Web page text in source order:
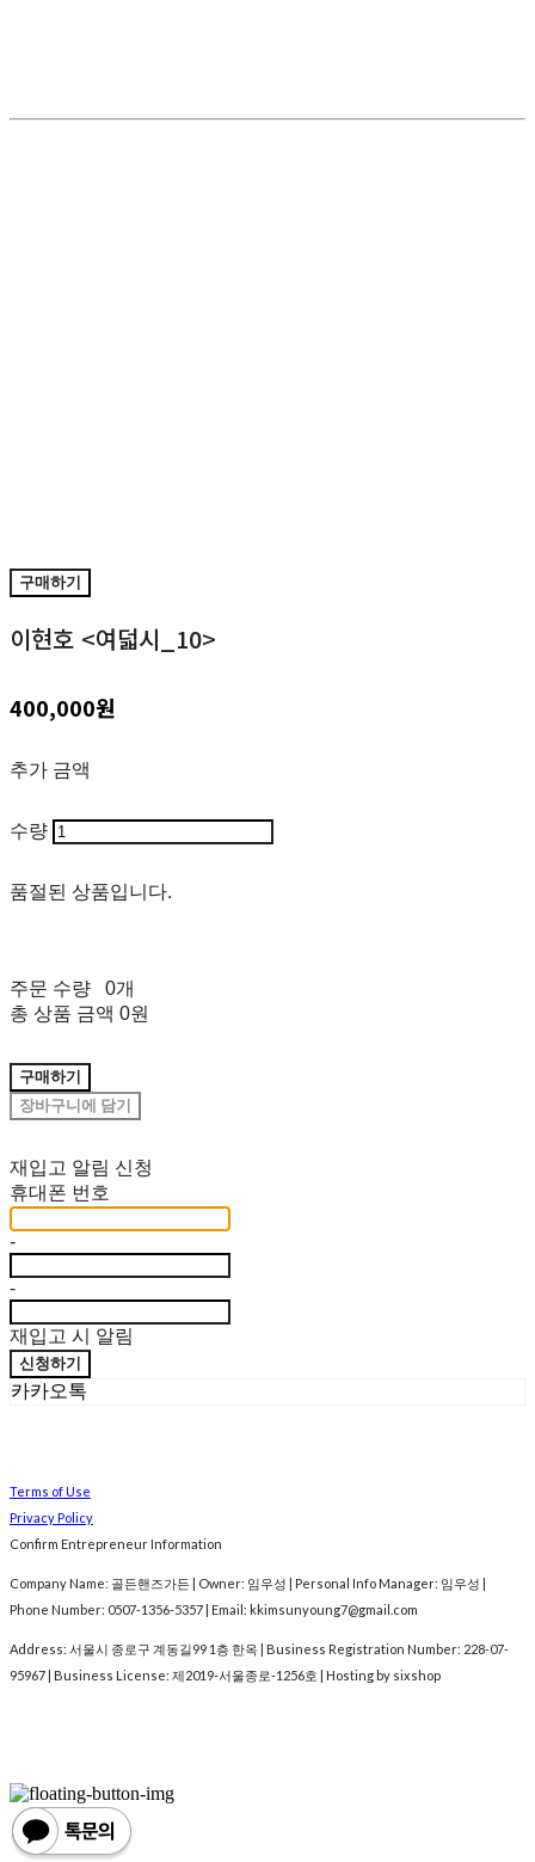
구매하기
이현호 <여덟시_10>
400,000원
추가 금액
수량
품절된 상품입니다.
주문 수량
0개
총 상품 금액 0원
구매하기
장바구니에 담기
재입고 알림 신청
휴대폰 번호
-
-
재입고 시 알림
신청하기
카카오톡
Terms of Use
Privacy Policy
Confirm Entrepreneur Information
Company Name: 골든핸즈가든 | Owner: 임우성 | Personal Info Manager: 임우성 |
Phone Number: 0507-1356-5357 | Email: kkimsunyoung7@gmail.com
Address: 서울시 종로구 계동길99 1층 한옥 | Business Registration Number: 228-07-
95967 | Business License: 제2019-서울종로-1256호 | Hosting by sixshop